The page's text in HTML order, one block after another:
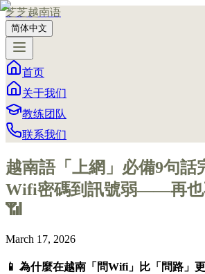
芝芝越南语
简体中文
首页
关于我们
教练团队
联系我们
越南語「上網」必備9句話
Wifi密碼到訊號弱——再也
📶
March 17, 2026
📱 為什麼在越南「問Wifi」比「問路」